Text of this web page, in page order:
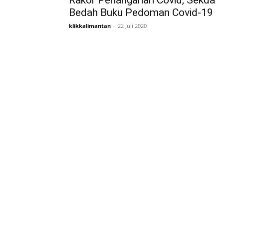
Bedah Buku Pedoman Covid-19
klikkalimantan - 22 Juli 2020